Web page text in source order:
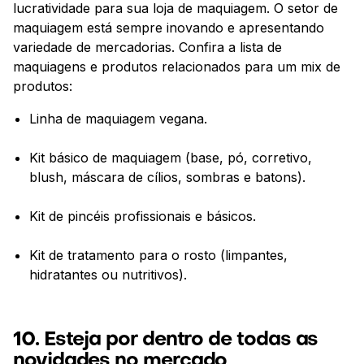
lucratividade para sua loja de maquiagem. O setor de
maquiagem está sempre inovando e apresentando
variedade de mercadorias. Confira a lista de
maquiagens e produtos relacionados para um mix de
produtos:
Linha de maquiagem vegana.
Kit básico de maquiagem (base, pó, corretivo,
blush, máscara de cílios, sombras e batons).
Kit de pincéis profissionais e básicos.
Kit de tratamento para o rosto (limpantes,
hidratantes ou nutritivos).
10. Esteja por dentro de todas as